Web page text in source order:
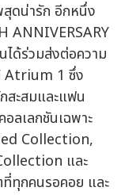
ดน่ารัก อีกหนึ่ง
ANNIVERSARY
ได้ร่วมส่งต่อความ
Atrium 1 ซึ่ง
สะสมและแฟน
ลเลกชันเฉพาะ
Collection,
และ
ทุกคนรอคอย และ